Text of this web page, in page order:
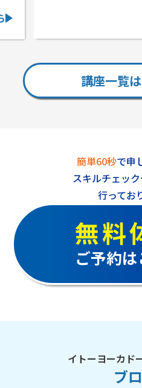
講座一覧
簡単60秒で申
スキルチェッ
行ってお
無料
ご予約
イトーヨーカド
ブ